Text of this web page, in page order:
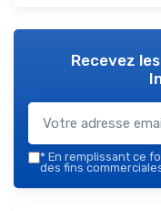
Recevez
* En remplissant ce
des fins